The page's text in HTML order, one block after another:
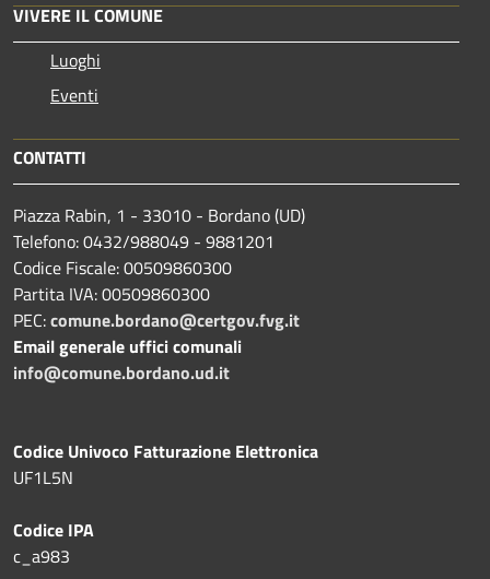
VIVERE IL COMUNE
Luoghi
Eventi
CONTATTI
Piazza Rabin, 1 - 33010 - Bordano (UD)
Telefono: 0432/988049 - 9881201
Codice Fiscale: 00509860300
Partita IVA: 00509860300
PEC:comune.bordano@certgov.fvg.it
Email generale uffici comunali
info@comune.bordano.ud.it
Codice Univoco Fatturazione Elettronica
UF1L5N
Codice IPA
c_a983